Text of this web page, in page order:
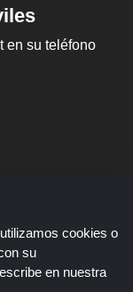
en su teléfono
cookies o
su
en nuestra